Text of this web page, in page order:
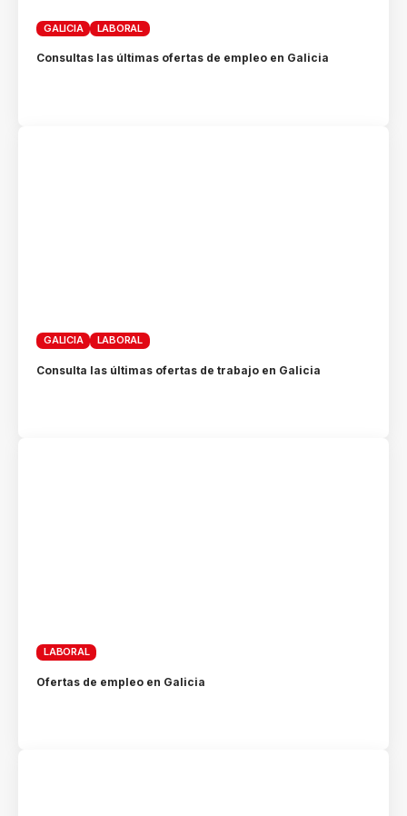
GALICIA LABORAL
Consultas las últimas ofertas de empleo en Galicia
GALICIA LABORAL
Consulta las últimas ofertas de trabajo en Galicia
LABORAL
Ofertas de empleo en Galicia